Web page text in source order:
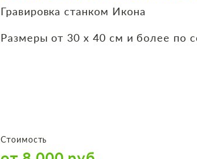
Гравировка станком Икона
Размеры от 30 х 40 см и более по
Стоимость